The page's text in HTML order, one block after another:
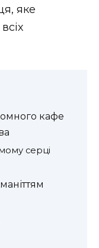
яке
кафе
серці